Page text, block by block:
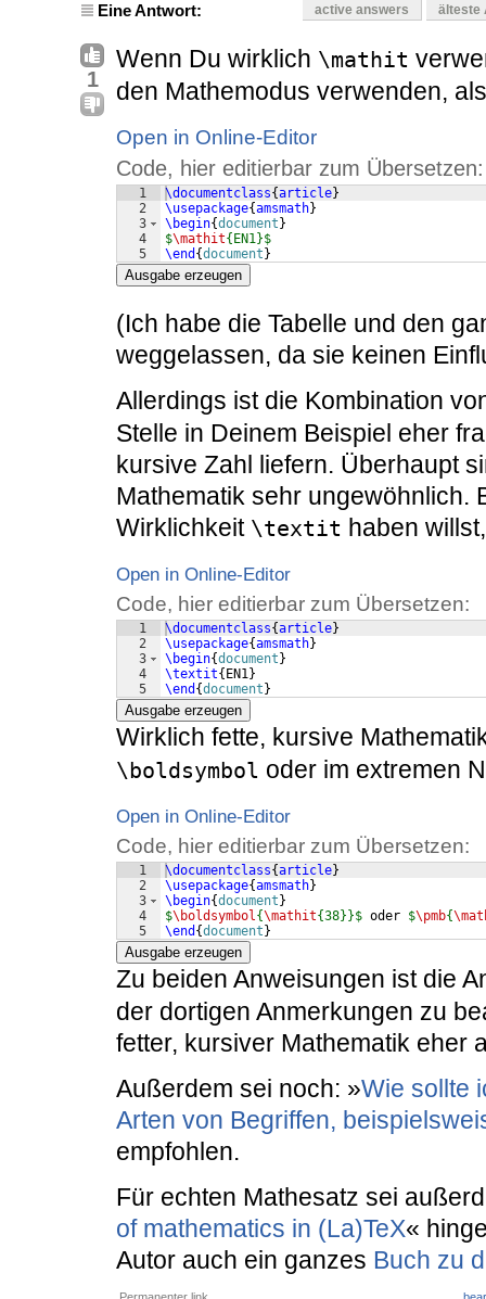
Eine Antwort: active answers älteste
1
Wenn Du wirklich \mathit
den Mathemodus verwenden,
Open in Online-Editor
Code, hier editierbar zum Übersetzen:
1
2
3
4
5
\documentclass{article}
\usepackage{amsmath}
\begin{document }
$\mathit{EN1}$
\end {document }
Ausgabe erzeugen
(Ich habe die Tabelle und den
weggelassen, da sie keinen
Allerdings ist die Kombination
Stelle in Deinem Beispiel eher
kursive Zahl liefern. Überhaupt
Mathematik sehr ungewöhnlich.
Wirklichkeit \textit haben
Open in Online-Editor
Code, hier editierbar zum Übersetzen:
1
2
3
4
5
\documentclass{article}
\usepackage{amsmath}
\begin{document }
\textit{ EN1}
\end {document }
Ausgabe erzeugen
Wirklich fette, kursive
\boldsymbol oder im extremen
Open in Online-Editor
Code, hier editierbar zum Übersetzen:
1
2
3
4
5
\documentclass{article}
\usepackage{amsmath}
\begin{document }
$\boldsymbol{\mathit{38}}$ oder $\pmb{
\end {document }
Ausgabe erzeugen
Zu beiden Anweisungen ist die
der dortigen Anmerkungen zu
fetter, kursiver Mathematik eher
Außerdem sei noch: »Wie sollte
Arten von Begriffen,
empfohlen.
Für echten Mathesatz sei
of mathematics in (La)TeX«
Autor auch ein ganzes Buch zu